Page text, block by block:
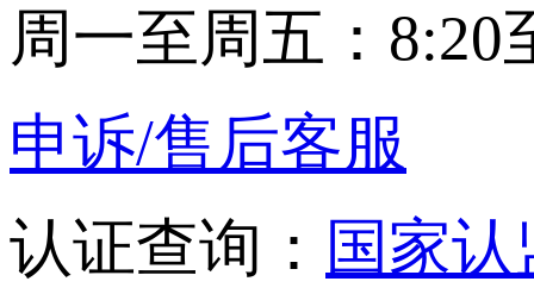
周一至周五：8:20
申诉/售后客服
认证查询： 国家